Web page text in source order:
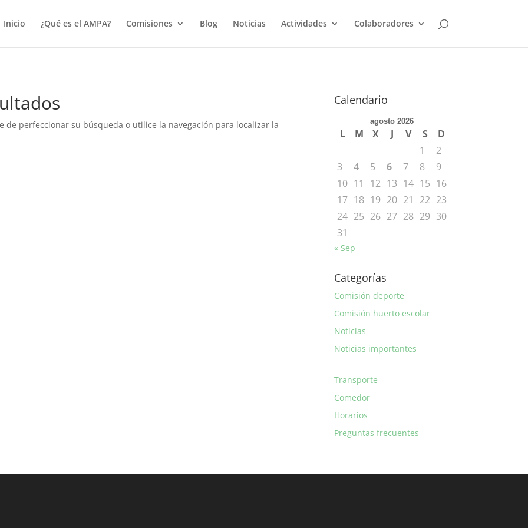
Inicio
¿Qué es el AMPA? Comisiones Blog Noticias Actividades Colaboradores
de perfeccionar su búsqueda o utilice la navegación para localizar la
Calendario
agosto 2026
L M X J V S
D
1
2
3
4 5 6 7 8
9
10 11 12 13 14 15 16
17 18 19 20 21 22 23
24 25 26 27 28 29 30
31
« Sep
Categorías
Comisión deporte
Comisión huerto escolar
Noticias
Noticias importantes
Transporte
Comedor
Horarios
Preguntas frecuentes